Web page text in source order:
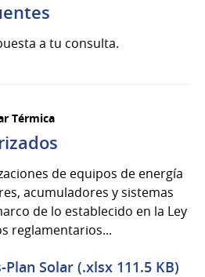
a tu consulta.
Térmica
de equipos de energía
acumuladores y sistemas
de lo establecido en la Ley
reglamentarios...
Solar (.xlsx 111.5 KB)